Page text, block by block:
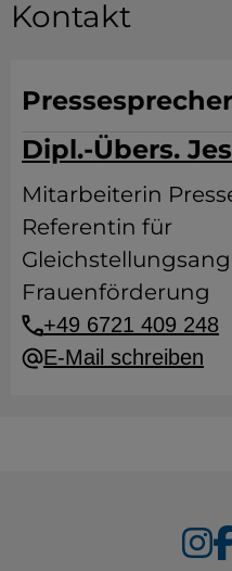
Kontakt
Dipl.-Übers.
Mitarbeiterin
Referentin für
Frauenförderung
+49 6721 409 248
E-Mail schreiben